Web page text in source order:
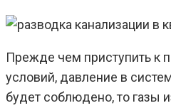
Прежде чем приступить к
условий, давление в
будет соблюдено, то газы